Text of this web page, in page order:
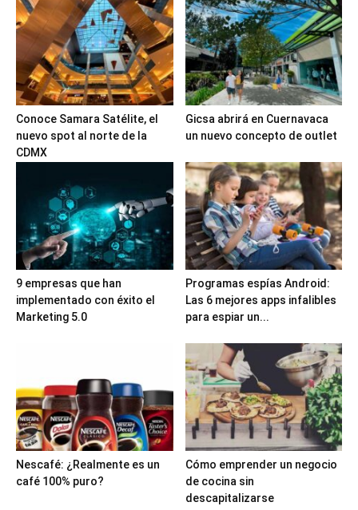
Conoce Samara Satélite, el
nuevo spot al norte de la
CDMX
Gicsa abrirá en Cuernavaca
un nuevo concepto de outlet
9 empresas que han
implementado con éxito el
Marketing 5.0
Programas espías Android:
Las 6 mejores apps infalibles
para espiar un...
Nescafé: ¿Realmente es un
café 100% puro?
Cómo emprender un negocio
de cocina sin
descapitalizarse